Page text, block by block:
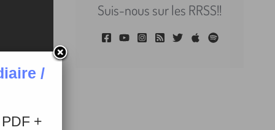
Suis-nous sur les RRSS!!
/
+